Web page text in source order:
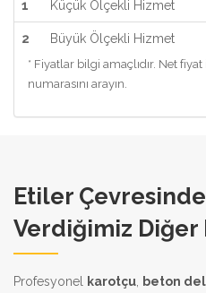
1 Küçük Ölçekli Hizmet
2 Büyük Ölçekli Hizmet
* Fiyatlar bilgi amaçlıdır. Net fiyat
numarasını arayın.
Etiler
Verdiğimiz
Profesyonel karotçu beton